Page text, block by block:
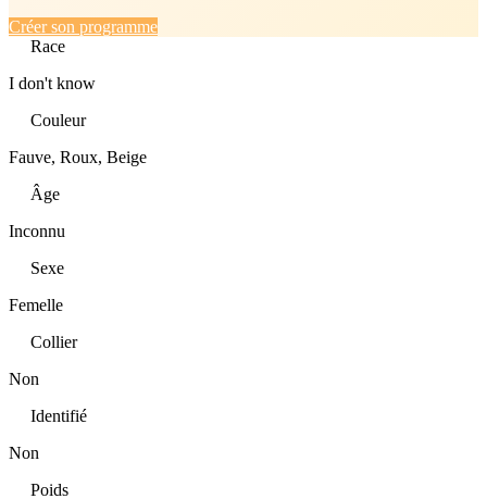
Créer son programme
Race
I don't know
Couleur
Fauve, Roux, Beige
Âge
Inconnu
Sexe
Femelle
Collier
Non
Identifié
Non
Poids